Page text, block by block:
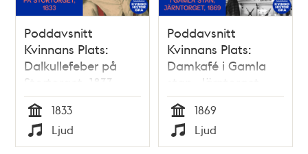
Poddavsnitt
Kvinnans Plats:
Dalkullefeber på
Stortorget, 1833
Tid
1833
Typ
Ljud
Poddavsnitt
Kvinnans Plats:
Damkafé i Gamla
stan, Järntorget,
1869
Tid
1869
Typ
Ljud